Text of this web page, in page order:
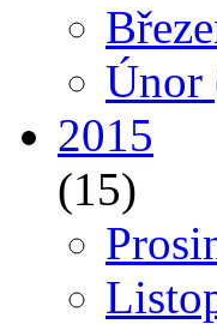
Únor
2015
(15)